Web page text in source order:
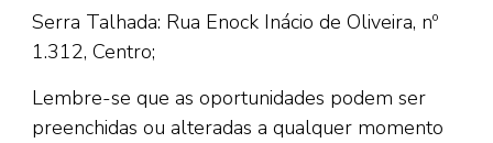
Serra Talhada: Rua Enock Inácio de Oliveira, nº
1.312, Centro;
Lembre-se que as oportunidades podem ser
preenchidas ou alteradas a qualquer momento